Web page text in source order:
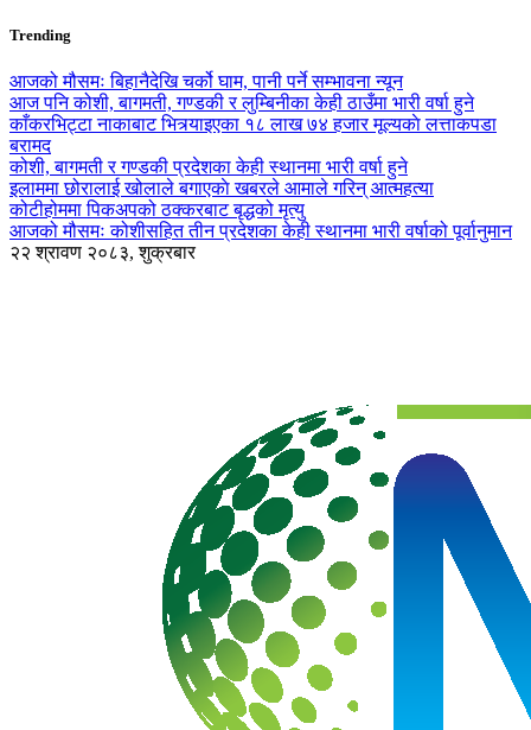
Trending
आजको मौसमः बिहानैदेखि चर्को घाम, पानी पर्ने सम्भावना न्यून
आज पनि कोशी, बागमती, गण्डकी र लुम्बिनीका केही ठाउँमा भारी वर्षा हुने
काँकरभिट्टा नाकाबाट भित्र्याइएका १८ लाख ७४ हजार मूल्यकाे लत्ताकपडा
बरामद
कोशी, बागमती र गण्डकी प्रदेशका केही स्थानमा भारी वर्षा हुने
इलाममा छोरालाई खोलाले बगाएकाे खबरले आमाले गरिन् आत्महत्या
कोटीहोममा पिकअपको ठक्करबाट बृद्धको मृत्यु
आजको मौसमः कोशीसहित तीन प्रदेशका केही स्थानमा भारी वर्षाको पूर्वानुमान
२२ श्रावण २०८३, शुक्रबार